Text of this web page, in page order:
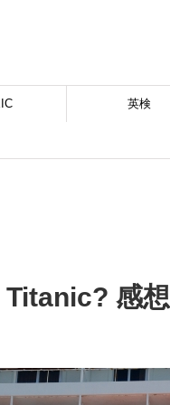
英検
感想